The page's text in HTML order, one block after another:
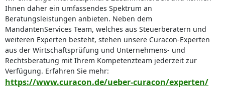
Ihnen daher ein umfassendes Spektrum an
Beratungsleistungen anbieten. Neben dem
MandantenServices Team, welches aus Steuerberatern und
weiteren Experten besteht, stehen unsere Curacon-Experten
aus der Wirtschaftsprüfung und Unternehmens- und
Rechtsberatung mit Ihrem Kompetenzteam jederzeit zur
Verfügung. Erfahren Sie mehr:
https://www.curacon.de/ueber-curacon/experten/